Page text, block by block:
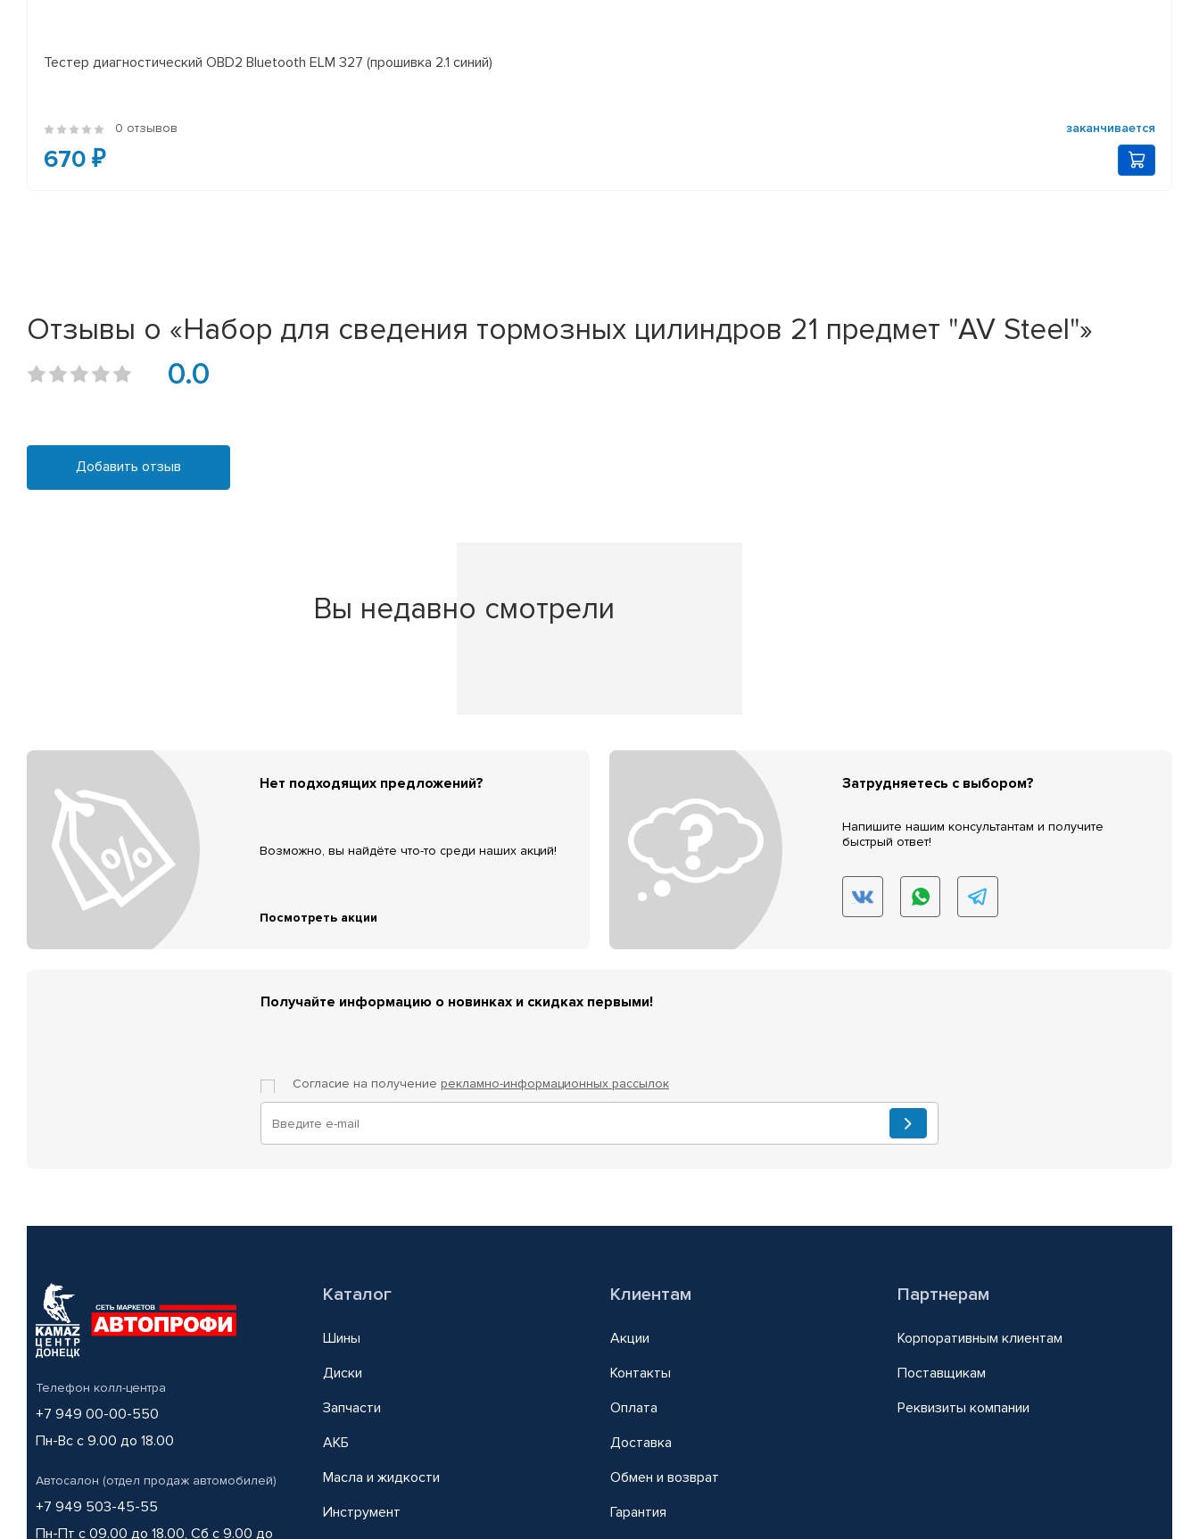
Тестер диагностический OBD2 Bluetooth ELM 327 (прошивка 2.1 синий)
0 отзывов заканчивается
670 ₽
Отзывы о «Набор для сведения тормозных цилиндров 21 предмет "AV Steel"»
0.0
Добавить отзыв
Вы недавно смотрели
Нет подходящих предложений?
Возможно, вы найдёте что-то среди наших акций!
Посмотреть акции
Затрудняетесь с выбором?
Напишите нашим консультантам и получите
быстрый ответ!
Получайте информацию о новинках и скидках первыми!
Согласие на получение рекламно-информационных рассылок
Телефон колл-центра
+7 949 00-00-550
Пн-Вс с 9.00 до 18.00
Автосалон (отдел продаж автомобилей)
+7 949 503-45-55
Пн-Пт с 09.00 до 18.00, Сб с 9.00 до
Каталог
Шины
Диски
Запчасти
АКБ
Масла и жидкости
Инструмент
Клиентам
Акции
Контакты
Оплата
Доставка
Обмен и возврат
Гарантия
Партнерам
Корпоративным клиентам
Поставщикам
Реквизиты компании